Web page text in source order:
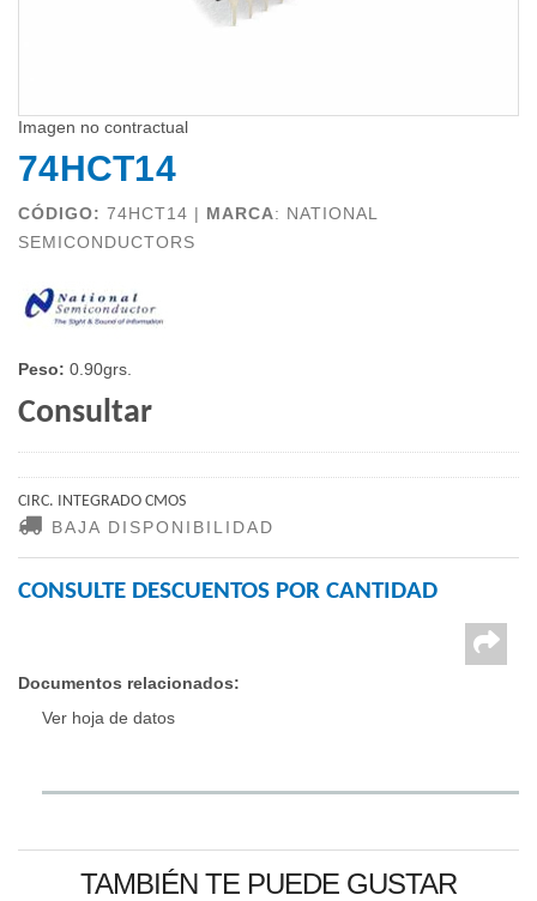
Imagen no contractual
74HCT14
CÓDIGO: 74HCT14 | MARCA: NATIONAL
SEMICONDUCTORS
Peso: 0.90grs.
Consultar
CIRC. INTEGRADO CMOS
BAJA DISPONIBILIDAD
CONSULTE DESCUENTOS POR CANTIDAD
Documentos relacionados:
Ver hoja de datos
TAMBIÉN TE PUEDE GUSTAR